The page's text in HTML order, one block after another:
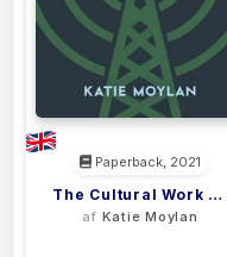
Paperback, 2021
The Cultural Work Of
Community Radio
af Katie Moylan